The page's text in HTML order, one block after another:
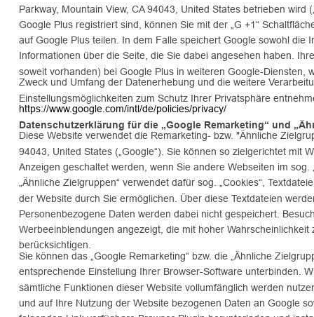
Parkway, Mountain View, CA 94043, United States betrieben
Google Plus registriert sind, können Sie mit der „G +1“
auf Google Plus teilen. In dem Falle speichert Google sowohl
Informationen über die Seite, die Sie dabei angesehen haben.
soweit vorhanden) bei Google Plus in weiteren Google-
Zweck und Umfang der Datenerhebung und die weitere
Einstellungsmöglichkeiten zum Schutz Ihrer Privatsphäre
https://www.google.com/intl/de/policies/privacy/
Datenschutzerklärung für die „Google Remarketing“ und
Diese Website verwendet die Remarketing- bzw. "Ähnliche
94043, United States („Google“). Sie können so zielgerichtet
Anzeigen geschaltet werden, wenn Sie andere Webseiten im
„Ähnliche Zielgruppen“ verwendet dafür sog. „Cookies“,
der Website durch Sie ermöglichen. Über diese Textdateien
Personenbezogene Daten werden dabei nicht gespeichert.
Werbeeinblendungen angezeigt, die mit hoher
berücksichtigen.
Sie können das „Google Remarketing“ bzw. die „Ähnliche
entsprechende Einstellung Ihrer Browser-Software unterbinden.
sämtliche Funktionen dieser Website vollumfänglich werden
und auf Ihre Nutzung der Website bezogenen Daten an Google